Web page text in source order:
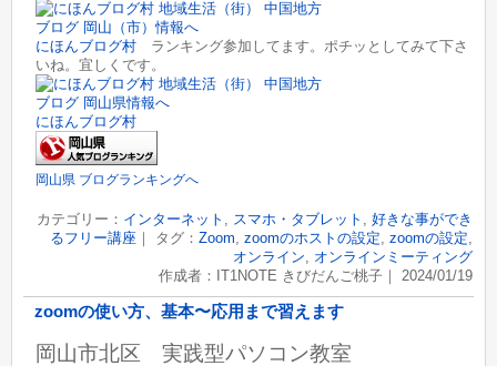
にほんブログ村 ランキング参加してます。ポチッとしてみて下さ
いね。宜しくです。
にほんブログ村
岡山県 ブログランキングへ
カテゴリー： インターネット スマホ・タブレット
好きな事ができ
るフリー講座｜ タグ： Zoom zoomのホストの設定 zoomの設定
オンライン
オンラインミーティング
作成者：IT1NOTE きびだんご桃子｜ 2024/01/19
zoomの使い方、基本〜応用まで習えます
岡山市北区 実践型パソコン教室